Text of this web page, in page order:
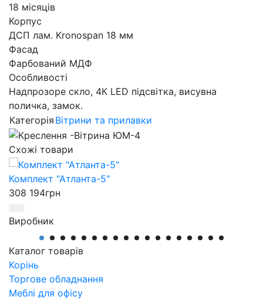
18 місяців
Корпус
ДСП лам. Kronospan 18 мм
Фасад
Фарбований МДФ
Особливості
Надпрозоре скло, 4К LED підсвітка, висувна
поличка, замок.
Категорія Вітрини та прилавки
Схожі товари
Комплект "Атланта-5"
308 194грн
Виробник
АртМодуль Груп
Артикул
Комплект Атланта-5
Каталог товарів
Корінь
Торгове обладнання
Меблі для офісу